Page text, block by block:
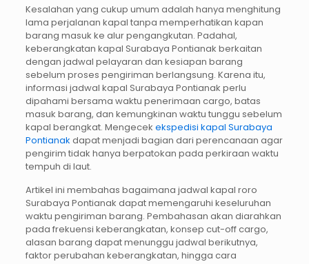
Kesalahan yang cukup umum adalah hanya menghitung
lama perjalanan kapal tanpa memperhatikan kapan
barang masuk ke alur pengangkutan. Padahal,
keberangkatan kapal Surabaya Pontianak berkaitan
dengan jadwal pelayaran dan kesiapan barang
sebelum proses pengiriman berlangsung. Karena itu,
informasi jadwal kapal Surabaya Pontianak perlu
dipahami bersama waktu penerimaan cargo, batas
masuk barang, dan kemungkinan waktu tunggu sebelum
kapal berangkat. Mengecek ekspedisi kapal Surabaya
Pontianak dapat menjadi bagian dari perencanaan agar
pengirim tidak hanya berpatokan pada perkiraan waktu
tempuh di laut.
Artikel ini membahas bagaimana jadwal kapal roro
Surabaya Pontianak dapat memengaruhi keseluruhan
waktu pengiriman barang. Pembahasan akan diarahkan
pada frekuensi keberangkatan, konsep cut-off cargo,
alasan barang dapat menunggu jadwal berikutnya,
faktor perubahan keberangkatan, hingga cara